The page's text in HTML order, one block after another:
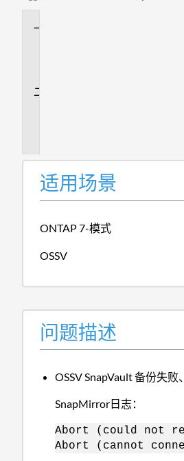
适用场景
ONTAP 7-模式
OSSV
问题描述
OSSV SnapVault 备份失败
SnapMirror日志：
Abort (could not
Abort (cannot